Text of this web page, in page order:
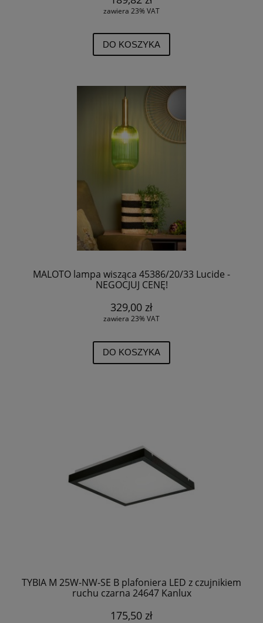
zawiera 23% VAT
DO KOSZYKA
MALOTO lampa wisząca 45386/20/33 Lucide -
NEGOCJUJ CENĘ!
329,00 zł
zawiera 23% VAT
DO KOSZYKA
TYBIA M 25W-NW-SE B plafoniera LED z czujnikiem
ruchu czarna 24647 Kanlux
175,50 zł